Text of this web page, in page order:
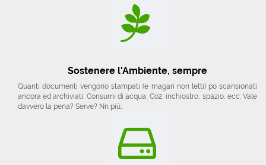
Sostenere l'Ambiente, sempre
Quanti documenti vengono stampati (e magari non letti) po scansionati
ancora ed archiviati. Consumi di acqua, Co2, inchiostro, spazio, ecc. Vale
davvero la pena? Serve? Nn più..